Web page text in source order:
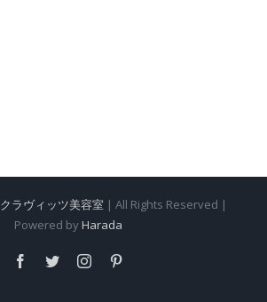
クラヴィッツ美容室 | All Rights Reserved |
Powered byHarada
Facebook
TwitterInstagram